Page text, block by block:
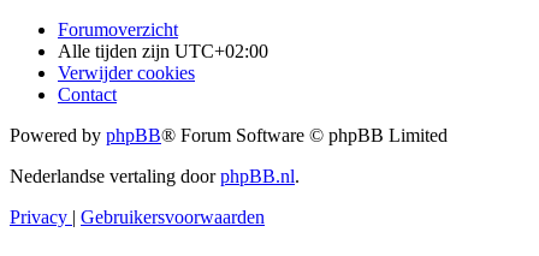
Forumoverzicht
Alle tijden zijn UTC+02:00
Verwijder cookies
Contact
Powered by phpBB® Forum Software © phpBB Limited
Nederlandse vertaling doorphpBB.nl.
Privacy | Gebruikersvoorwaarden